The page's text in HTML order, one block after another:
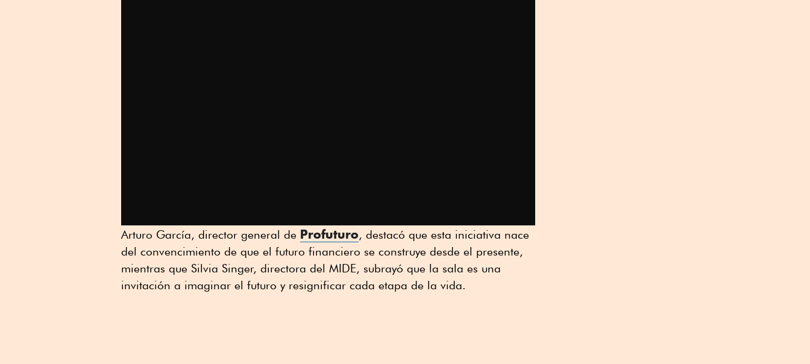
Arturo García, director general de Profuturo, destacó que esta iniciativa nace
del convencimiento de que el futuro financiero se construye desde el presente,
mientras que Silvia Singer, directora del MIDE, subrayó que la sala es una
invitación a imaginar el futuro y resignificar cada etapa de la vida.